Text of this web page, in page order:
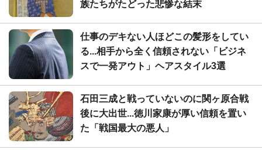
族たちがたどった悲惨な結末
仕事のデキない人ほどこの髪形をしてい
る...相手から全く信頼されない「ビジネ
スで一発アウト」ヘアスタイル3選
石田三成と戦っていないのに関ヶ原合戦
後に大出世...徳川家康が厚い信頼を置い
た「戦国最大の悪人」